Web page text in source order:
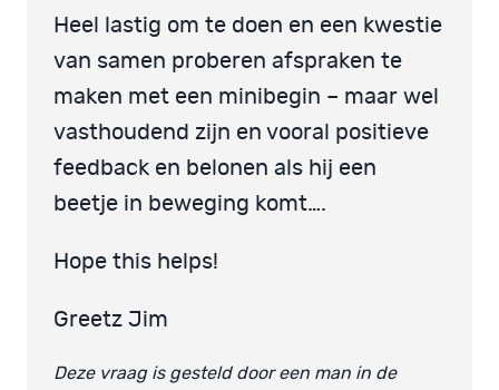
Heel lastig om te doen en een kwestie
van samen proberen afspraken te
maken met een minibegin – maar wel
vasthoudend zijn en vooral positieve
feedback en belonen als hij een
beetje in beweging komt….
Hope this helps!
Greetz Jim
Deze vraag is gesteld door een man in de